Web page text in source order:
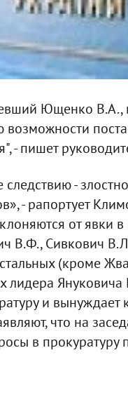
Ющенко В.А.,
- пишет
-
- рапортует
от явки в
В.Ф., Сивкович
(кроме
лидера
и вынуждает
что на
в прокуратуру